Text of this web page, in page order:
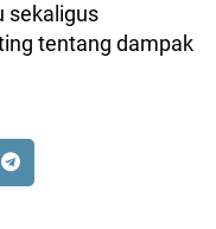
sekaligus
tentang dampak